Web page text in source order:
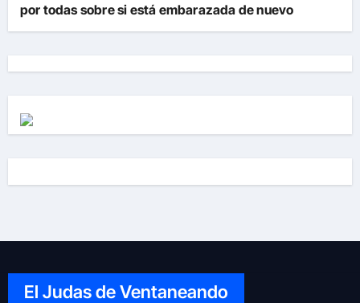
por todas sobre si está embarazada de nuevo
El Judas de Ventaneando